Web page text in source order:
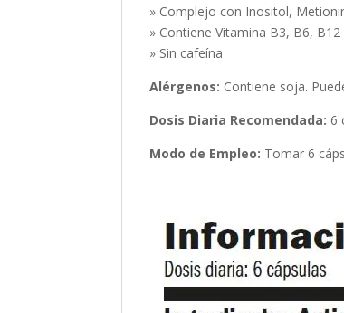
» Complejo con Inositol,
» Contiene Vitamina B3, B6, B12
» Sin cafeína
Alérgenos: Contiene soja.
Dosis Diaria Recomendada: 6
Modo de Empleo: Tomar 6